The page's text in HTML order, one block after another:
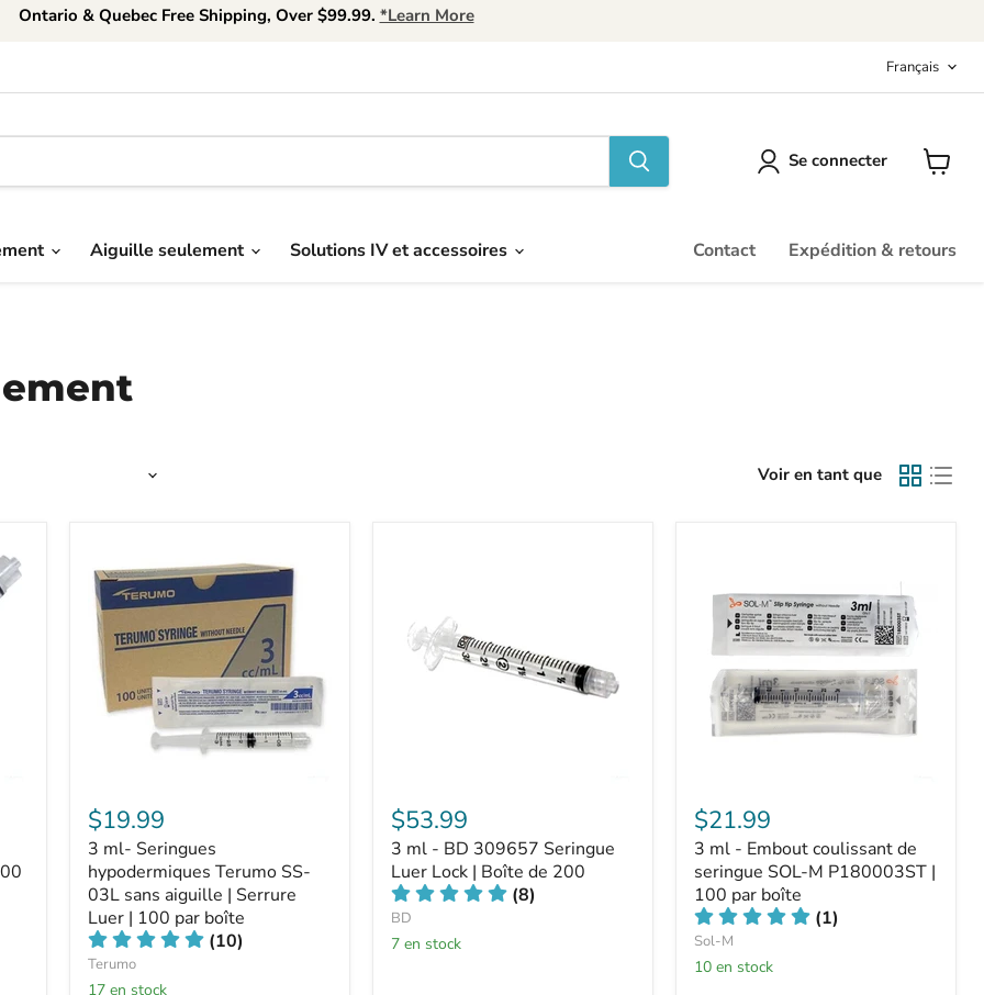
Ontario & Quebec Free Shipping, Over $99.99. *Learn More
Français
Se connecter
Aiguille seulement Solutions IV et accessoires Contact Expédition & retours
Voir en tant que
$19.99
3 ml- Seringues
hypodermiques Terumo SS-
03L sans aiguille | Serrure
Luer | 100 par boîte
(10)
Terumo
17 en stock
$53.99
3 ml - BD 309657 Seringue
Luer Lock | Boîte de 200
(8)
BD
7 en stock
$21.99
3 ml - Embout coulissant de
seringue SOL-M P180003ST |
100 par boîte
(1)
Sol-M
10 en stock